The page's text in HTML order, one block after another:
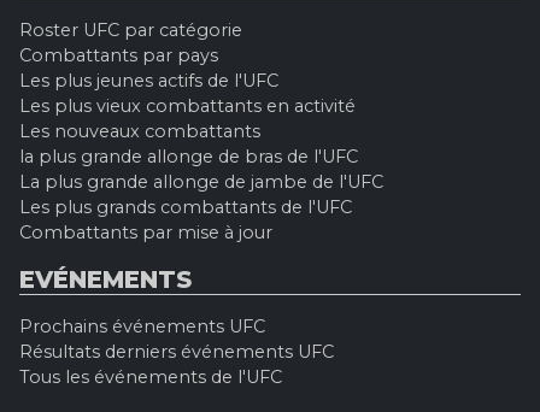
Roster UFC par catégorie
Combattants par pays
Les plus jeunes actifs de l'UFC
Les plus vieux combattants en activité
Les nouveaux combattants
la plus grande allonge de bras de l'UFC
La plus grande allonge de jambe de l'UFC
Les plus grands combattants de l'UFC
Combattants par mise à jour
EVÉNEMENTS
Prochains événements UFC
Résultats derniers événements UFC
Tous les événements de l'UFC